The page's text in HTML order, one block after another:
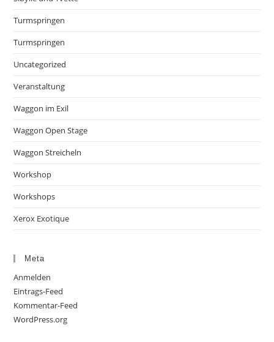
Turmspringen
Turmspringen
Uncategorized
Veranstaltung
Waggon im Exil
Waggon Open Stage
Waggon Streicheln
Workshop
Workshops
Xerox Exotique
Meta
Anmelden
Eintrags-Feed
Kommentar-Feed
WordPress.org